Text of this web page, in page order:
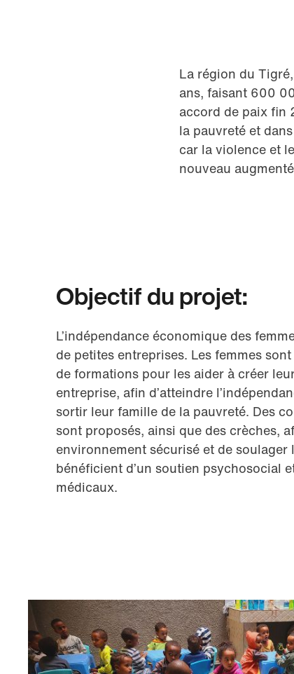
La région du
ans, faisant 600
accord de paix fin
la pauvreté et
car la violence et
nouveau
Objectif du projet:
L’indépendance économique des
de petites entreprises. Les femmes
de formations pour les aider à créer
entreprise, afin d’atteindre
sortir leur famille de la pauvreté. Des
sont proposés, ainsi que des crèches,
environnement sécurisé et de soulager
bénéficient d’un soutien psychosocial
médicaux.